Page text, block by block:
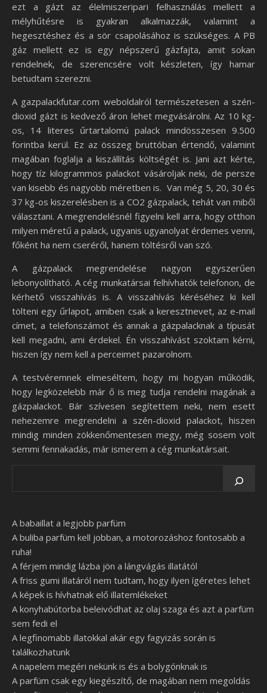
ezt a gázt az élelmiszeripari felhasználás mellett a
mélyhűtésre is gyakran alkalmazzák, valamint a
hegesztéshez és a sör csapolásához is szükséges. A PB
gáz mellett ez is egy népszerű gázfajta, amit sokan
rendelnek, de szerencsére volt készleten, így hamar
betudtam szerezni.
A gazpalackfutar.com weboldalról természetesen a szén-
dioxid gázt is kedvező áron lehet megvásárolni. Az 10 kg-
os, 14 literes űrtartalomú palack mindösszesen 9.500
forintba kerül. Ez az összeg bruttóban értendő, valamint
magában foglalja a kiszállítás költségét is. Jani azt kérte,
hogy tíz kilogrammos palackot vásároljak neki, de persze
van kisebb és nagyobb méretben is. Van még 5, 20, 30 és
37 kg-os kiszerelésben is a CO2 gázpalack, tehát van miből
választani. A megrendelésnél figyelni kell arra, hogy otthon
milyen méretű a palack, ugyanis ugyanolyat érdemes venni,
főként ha nem cseréről, hanem töltésről van szó.
A gázpalack megrendelése nagyon egyszerűen
lebonyolítható. A cég munkatársai felhívhatók telefonon, de
kérhető visszahívás is. A visszahívás kéréséhez ki kell
tölteni egy űrlapot, amiben csak a keresztnevet, az e-mail
címet, a telefonszámot és annak a gázpalacknak a típusát
kell megadni, ami érdekel. Én visszahívást szoktam kérni,
hiszen így nem kell a perceimet pazarolnom.
A testvéremnek elmeséltem, hogy mi hogyan működik,
hogy legközelebb már ő is meg tudja rendelni magának a
gázpalackot. Bár szívesen segítettem neki, nem esett
nehezemre megrendelni a szén-dioxid palackot, hiszen
mindig minden zökkenőmentesen megy, még sosem volt
semmi fennakadás, már ismerem a cég munkatársait.
A babaillat a legjobb parfüm
A buliba parfüm kell jobban, a motorozáshoz fontosabb a
ruha!
A férjem mindig lázba jön a lángvágás illatától
A friss gumi illatáról nem tudtam, hogy ilyen ígéretes lehet
A képek is hívhatnak elő illatemlékeket
A konyhabútorba beleivódhat az olaj szaga és azt a parfüm
sem fedi el
A legfinomabb illatokkal akár egy fagyizás során is
találkozhatunk
A napelem megéri nekünk is és a bolygónknak is
A parfüm csak egy kiegészítő, de magában nem megoldás